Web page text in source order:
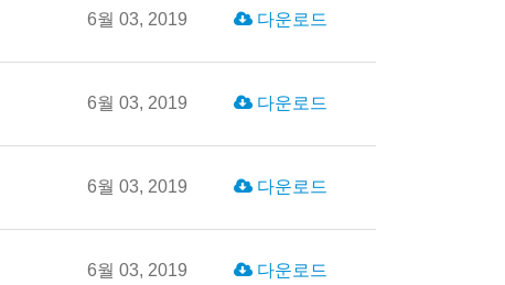
6월 03, 2019 다운로드
6월 03, 2019 다운로드
6월 03, 2019 다운로드
6월 03, 2019 다운로드